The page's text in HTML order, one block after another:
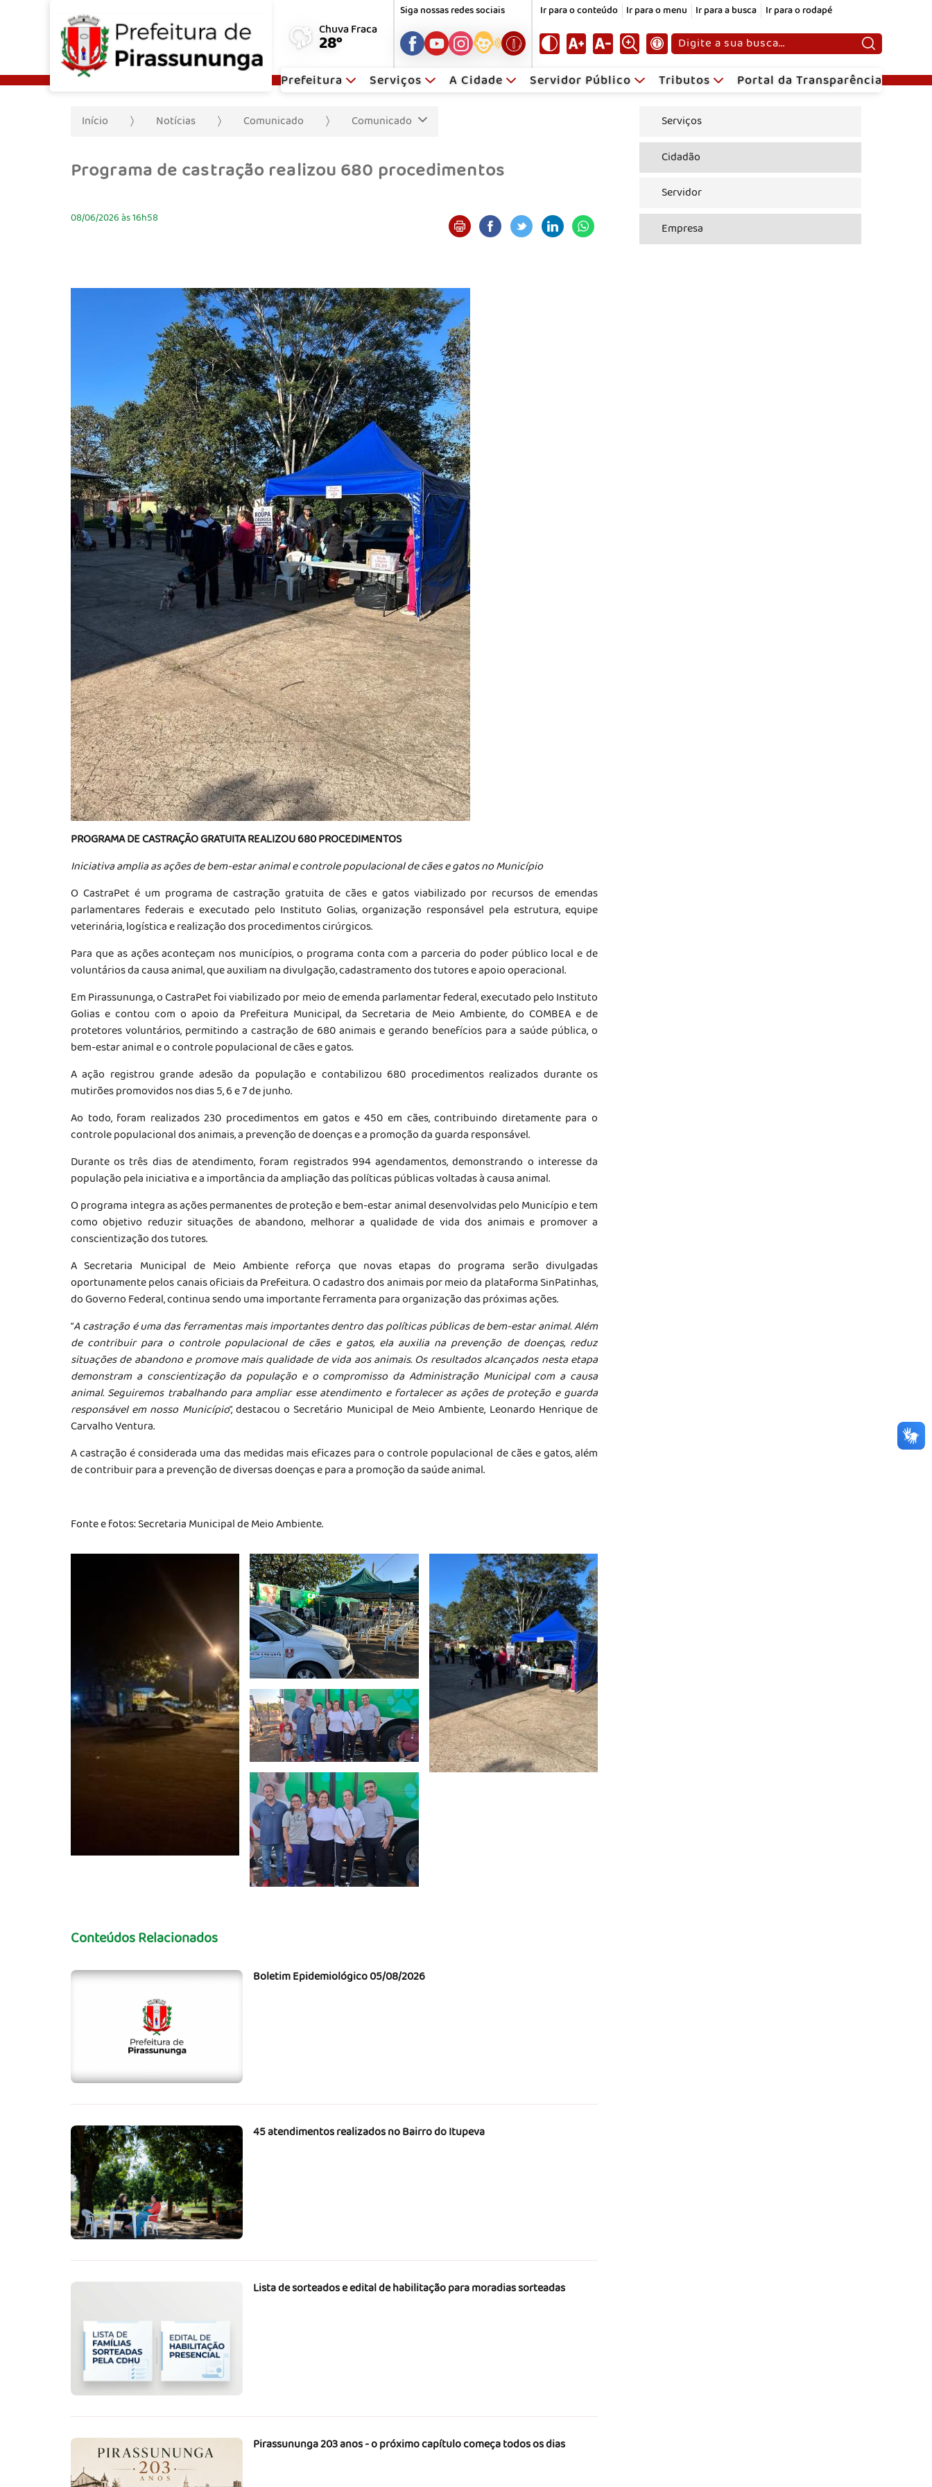
Chuva Fraca
28°
Siga nossas redes sociais Ir para o conteúdo Ir para o menu Ir para a busca Ir para o rodapé
Pesquisar:
Prefeitura Serviços A Cidade Servidor Público Tributos Portal da Transparência
Início Notícias Comunicado Comunicado
Programa de castração realizou 680 procedimentos
08/06/2026 às 16h58
PROGRAMA DE CASTRAÇÃO GRATUITA REALIZOU 680 PROCEDIMENTOS
Iniciativa amplia as ações de bem-estar animal e controle populacional de cães e gatos no Município
O CastraPet é um programa de castração gratuita de cães e gatos viabilizado por recursos de emendas
parlamentares federais e executado pelo Instituto Golias, organização responsável pela estrutura, equipe
veterinária, logística e realização dos procedimentos cirúrgicos.
Para que as ações aconteçam nos municípios, o programa conta com a parceria do poder público local e de
voluntários da causa animal, que auxiliam na divulgação, cadastramento dos tutores e apoio operacional.
Em Pirassununga, o CastraPet foi viabilizado por meio de emenda parlamentar federal, executado pelo Instituto
Golias e contou com o apoio da Prefeitura Municipal, da Secretaria de Meio Ambiente, do COMBEA e de
protetores voluntários, permitindo a castração de 680 animais e gerando benefícios para a saúde pública, o
bem-estar animal e o controle populacional de cães e gatos.
A ação registrou grande adesão da população e contabilizou 680 procedimentos realizados durante os
mutirões promovidos nos dias 5, 6 e 7 de junho.
Ao todo, foram realizados 230 procedimentos em gatos e 450 em cães, contribuindo diretamente para o
controle populacional dos animais, a prevenção de doenças e a promoção da guarda responsável.
Durante os três dias de atendimento, foram registrados 994 agendamentos, demonstrando o interesse da
população pela iniciativa e a importância da ampliação das políticas públicas voltadas à causa animal.
O programa integra as ações permanentes de proteção e bem-estar animal desenvolvidas pelo Município e tem
como objetivo reduzir situações de abandono, melhorar a qualidade de vida dos animais e promover a
conscientização dos tutores.
A Secretaria Municipal de Meio Ambiente reforça que novas etapas do programa serão divulgadas
oportunamente pelos canais oficiais da Prefeitura. O cadastro dos animais por meio da plataforma SinPatinhas,
do Governo Federal, continua sendo uma importante ferramenta para organização das próximas ações.
“A castração é uma das ferramentas mais importantes dentro das políticas públicas de bem-estar animal. Além
de contribuir para o controle populacional de cães e gatos, ela auxilia na prevenção de doenças, reduz
situações de abandono e promove mais qualidade de vida aos animais. Os resultados alcançados nesta etapa
demonstram a conscientização da população e o compromisso da Administração Municipal com a causa
animal. Seguiremos trabalhando para ampliar esse atendimento e fortalecer as ações de proteção e guarda
responsável em nosso Município”, destacou o Secretário Municipal de Meio Ambiente, Leonardo Henrique de
Carvalho Ventura.
A castração é considerada uma das medidas mais eficazes para o controle populacional de cães e gatos, além
de contribuir para a prevenção de diversas doenças e para a promoção da saúde animal.
Fonte e fotos: Secretaria Municipal de Meio Ambiente.
Conteúdos Relacionados
Boletim Epidemiológico 05/08/2026
45 atendimentos realizados no Bairro do Itupeva
Lista de sorteados e edital de habilitação para moradias sorteadas
Pirassununga 203 anos - o próximo capítulo começa todos os dias
Serviços
Cidadão
Servidor
Empresa